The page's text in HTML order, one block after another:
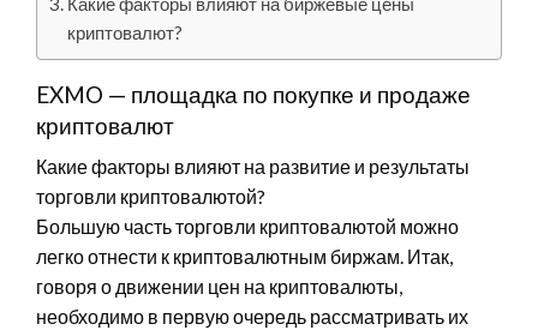
криптовалют?
EXMO — площадка по покупке и продаже
криптовалют
Какие факторы влияют на развитие и результаты
торговли криптовалютой?
Большую часть торговли криптовалютой можно
легко отнести к криптовалютным биржам. Итак,
говоря о движении цен на криптовалюты,
необходимо в первую очередь рассматривать их